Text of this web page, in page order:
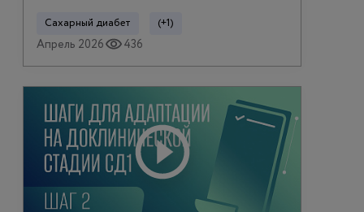
Сахарный диабет (+1)
Апрель 2026 436